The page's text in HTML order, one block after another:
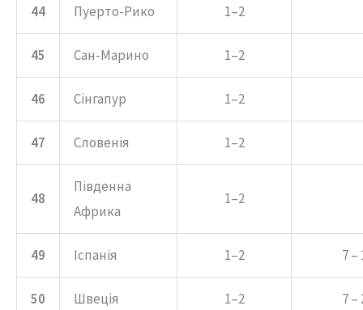
44 Пуерто-Рико 1–2
45 Сан-Марино 1–2
46 Сінгапур 1–2
47 Словенія 1–2
48
Південна
Африка
1–2
49 Іспанія 1–2 7 –
50 Швеція 1–2 7 –